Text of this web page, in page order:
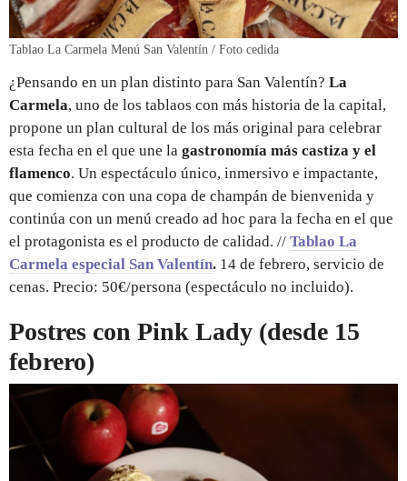
Tablao La Carmela Menú San Valentín / Foto cedida
¿Pensando en un plan distinto para San Valentín? La
Carmela, uno de los tablaos con más historia de la capital,
propone un plan cultural de los más original para celebrar
esta fecha en el que une la gastronomía más castiza y el
flamenco. Un espectáculo único, inmersivo e impactante,
que comienza con una copa de champán de bienvenida y
continúa con un menú creado ad hoc para la fecha en el que
el protagonista es el producto de calidad. // Tablao La
Carmela especial San Valentín. 14 de febrero, servicio de
cenas. Precio: 50€/persona (espectáculo no incluido).
Postres con Pink Lady (desde 15
febrero)